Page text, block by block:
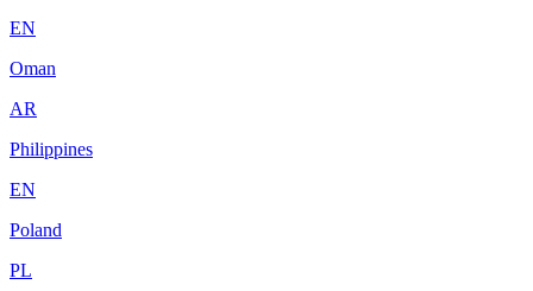
EN
Oman
AR
Philippines
EN
Poland
PL